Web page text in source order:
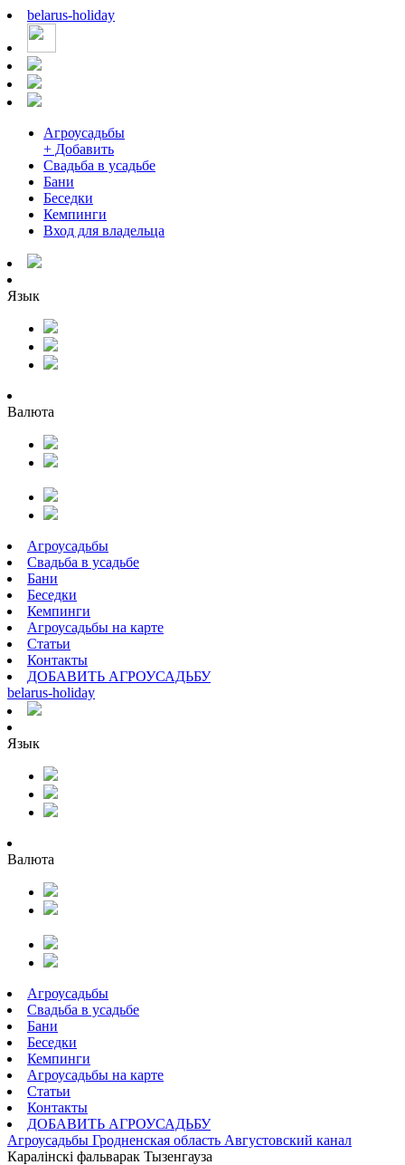
belarus-holiday
Агроусадьбы
+ Добавить
Свадьба в усадьбе
Бани
Беседки
Кемпинги
Вход для владельца
Язык
Валюта
Агроусадьбы
Свадьба в усадьбе
Бани
Беседки
Кемпинги
Агроусадьбы на карте
Статьи
Контакты
ДОБАВИТЬ АГРОУСАДЬБУ
belarus-holiday
Язык
Валюта
Агроусадьбы
Свадьба в усадьбе
Бани
Беседки
Кемпинги
Агроусадьбы на карте
Статьи
Контакты
ДОБАВИТЬ АГРОУСАДЬБУ
Агроусадьбы Гродненская область Августовский канал
Каралiнскi фальварак Тызенгауза